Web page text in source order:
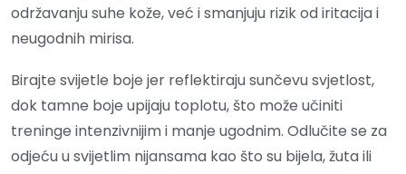
održavanju suhe kože, već i smanjuju rizik od iritacija i
neugodnih mirisa.
Birajte svijetle boje jer reflektiraju sunčevu svjetlost,
dok tamne boje upijaju toplotu, što može učiniti
treninge intenzivnijim i manje ugodnim. Odlučite se za
odjeću u svijetlim nijansama kao što su bijela, žuta ili